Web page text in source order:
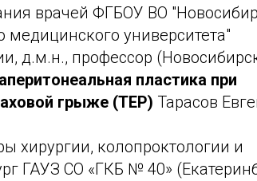
врачей ФГБОУ ВО
медицинского университета"
д.м.н., профессор
пластика при
грыже (ТЕР) Тарасов
хирургии, колопроктологии и
ГАУЗ СО «ГКБ № 40»